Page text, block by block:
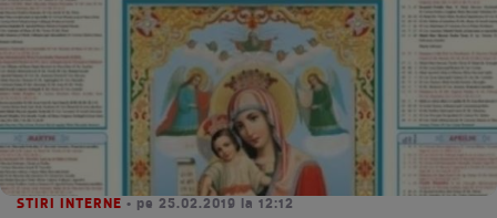
STIRI INTERNE • pe 25.02.2019 la 12:12